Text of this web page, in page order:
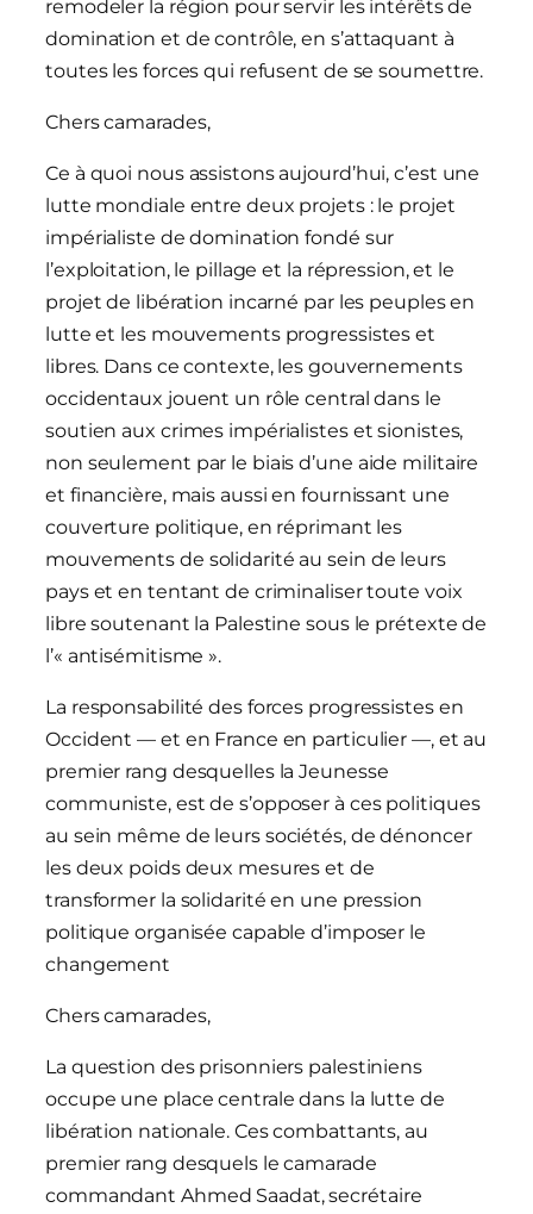
remodeler la région pour servir les intérêts de
domination et de contrôle, en s’attaquant à
toutes les forces qui refusent de se soumettre.
Chers camarades,
Ce à quoi nous assistons aujourd’hui, c’est une
lutte mondiale entre deux projets : le projet
impérialiste de domination fondé sur
l’exploitation, le pillage et la répression, et le
projet de libération incarné par les peuples en
lutte et les mouvements progressistes et
libres. Dans ce contexte, les gouvernements
occidentaux jouent un rôle central dans le
soutien aux crimes impérialistes et sionistes,
non seulement par le biais d’une aide militaire
et financière, mais aussi en fournissant une
couverture politique, en réprimant les
mouvements de solidarité au sein de leurs
pays et en tentant de criminaliser toute voix
libre soutenant la Palestine sous le prétexte de
l’« antisémitisme ».
La responsabilité des forces progressistes en
Occident — et en France en particulier —, et au
premier rang desquelles la Jeunesse
communiste, est de s’opposer à ces politiques
au sein même de leurs sociétés, de dénoncer
les deux poids deux mesures et de
transformer la solidarité en une pression
politique organisée capable d’imposer le
changement
Chers camarades,
La question des prisonniers palestiniens
occupe une place centrale dans la lutte de
libération nationale. Ces combattants, au
premier rang desquels le camarade
commandant Ahmed Saadat, secrétaire